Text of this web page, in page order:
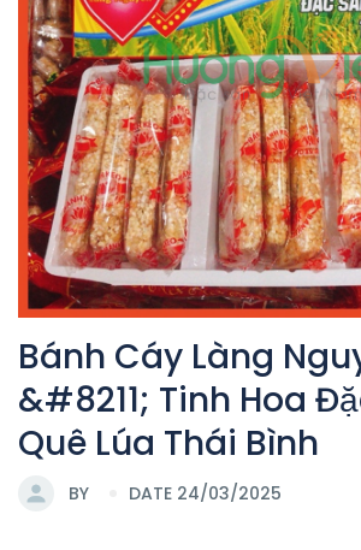
Bánh Cáy Làng
&#8211; Tinh Hoa
Quê Lúa Thái Bình
BY DATE 24/03/2025